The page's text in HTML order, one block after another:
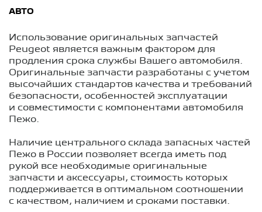
АВТО
Использование оригинальных запчастей
Peugeot является важным фактором для
продления срока службы Вашего автомобиля.
Оригинальные запчасти разработаны с учетом
высочайших стандартов качества и требований
безопасности, особенностей эксплуатации
и совместимости с компонентами автомобиля
Пежо.
Наличие центрального склада запасных частей
Пежо в России позволяет всегда иметь под
рукой все необходимые оригинальные
запчасти и аксессуары, стоимость которых
поддерживается в оптимальном соотношении
с качеством, наличием и сроками поставки.